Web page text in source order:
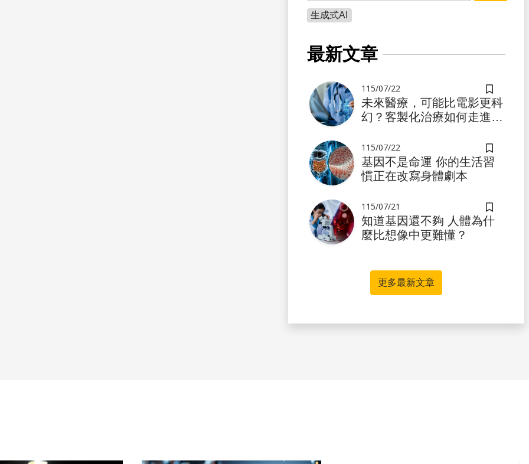
生成式AI
最新文章
儲存書籤
115/07/22
未來醫療，可能比電影更科
幻？客製化治療如何走進真
儲存書籤
115/07/22
基因不是命運 你的生活習
慣正在改寫身體劇本
儲存書籤
115/07/21
知道基因還不夠 人體為什
麼比想像中更難懂？
更多最新文章